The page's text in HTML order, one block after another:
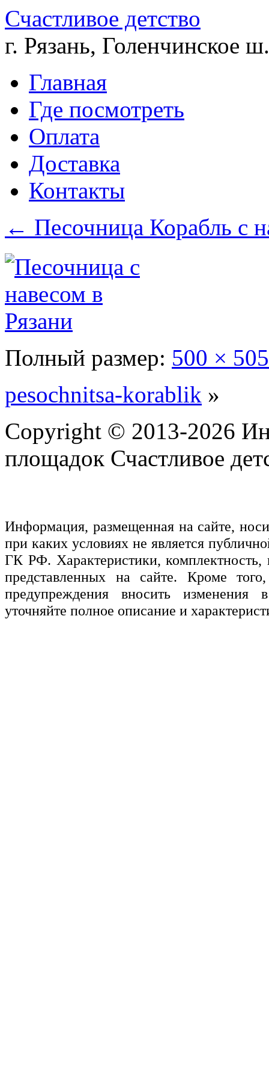
Счастливое детство
г. Рязань, Голенчинское
Главная
Где посмотреть
Оплата
Доставка
Контакты
← Песочница Корабль с
Полный размер: 500 × 505
pesochnitsa-korablik »
Copyright © 2013-2026
площадок Счастливое
Информация, размещенная на сайте,
при каких условиях не является
ГК РФ. Характеристики,
представленных на сайте. Кроме
предупреждения вносить изменения
уточняйте полное описание и